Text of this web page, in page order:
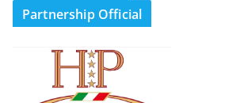
Partnership Official